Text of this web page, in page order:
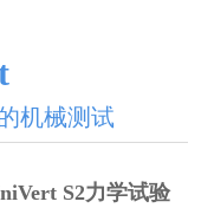
机械测试
S2力学试验